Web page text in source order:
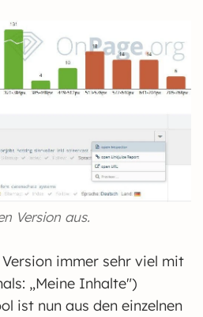
Version aus.
immer sehr viel mit
„Meine Inhalte")
ist nun aus den einzelnen